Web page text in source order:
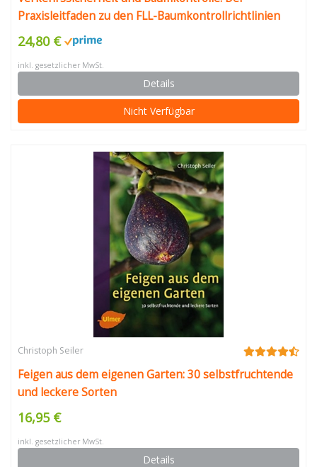
Praxisleitfaden zu den FLL-Baumkontrollrichtlinien
24,80 €
inkl. gesetzlicher MwSt.
Details
Nicht Verfügbar
Christoph Seiler
Feigen aus dem eigenen Garten: 30 selbstfruchtende
und leckere Sorten
16,95 €
inkl. gesetzlicher MwSt.
Details